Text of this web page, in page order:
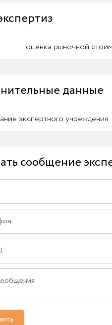
оценка рыночной
данные
экспертного учреждения
сообщение